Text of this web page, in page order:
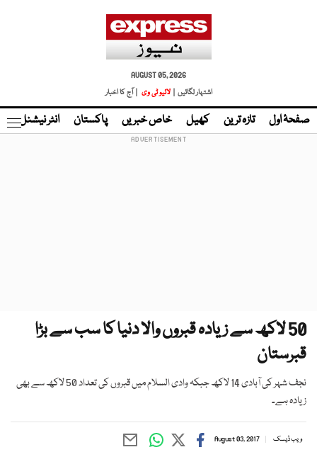
AUGUST 05, 2026
اشتہار لگائیں |
لائیو ٹی وی | آج کا اخبار
صفحۂ اول تازہ ترین کھیل خاص خبریں پاکستان انٹر نیشنل
50 لاکھ سے زیادہ قبروں والا دنیا کا سب سے بڑا
قبرستان
نجف شہر کی آبادی 14 لاکھ جبکہ وادی السلام میں قبروں کی تعداد 50 لاکھ سے بھی
زیادہ ہے۔
ویب ڈیسک August 03, 2017